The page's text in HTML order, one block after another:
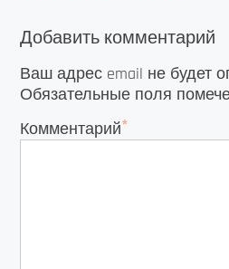
Добавить комментарий
Ваш адрес email не будет
Обязательные поля
Комментарий*